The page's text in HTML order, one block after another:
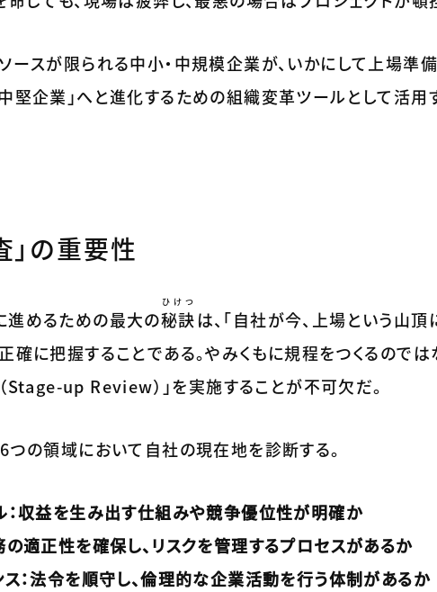
ースが限られる中小・中規模企業が、いかにして上場準
堅企業」へと進化するための組織変革ツールとして活用
」の重要性
進めるための最大の秘訣
ひけつ
は、「自社が今、上場という山
確に把握することである。やみくもに規程をつくるので
Stage-up Review）」を実施することが不可欠だ。
つの領域において自社の現在地を診断する。
収益を生み出す仕組みや競争優位性が明確か
適正性を確保し、リスクを管理するプロセスがあるか
：法令を順守し、倫理的な企業活動を行う体制があるか